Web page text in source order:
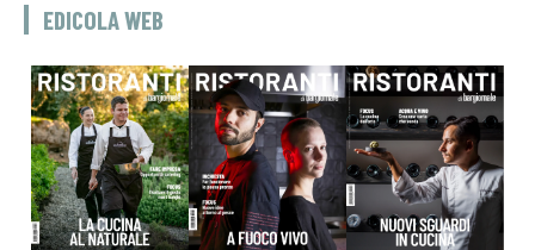
EDICOLA WEB